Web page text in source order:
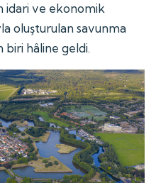
idari ve ekonomik
oluşturulan savunma
biri hâline geldi.